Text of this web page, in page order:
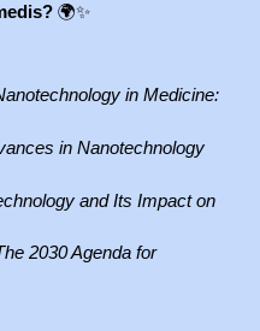
🌍✨
in Medicine:
in Nanotechnology
and Its Impact on
2030 Agenda for